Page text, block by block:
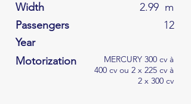
Width 2.99 m
Passengers
12
Year
Motorization
MERCURY 300 cv à
400 cv ou 2 x 225 cv à
2 x 300 cv